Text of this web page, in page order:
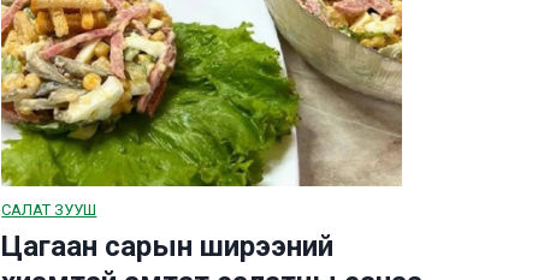
САЛАТ ЗУУШ
Цагаан сарын ширээний